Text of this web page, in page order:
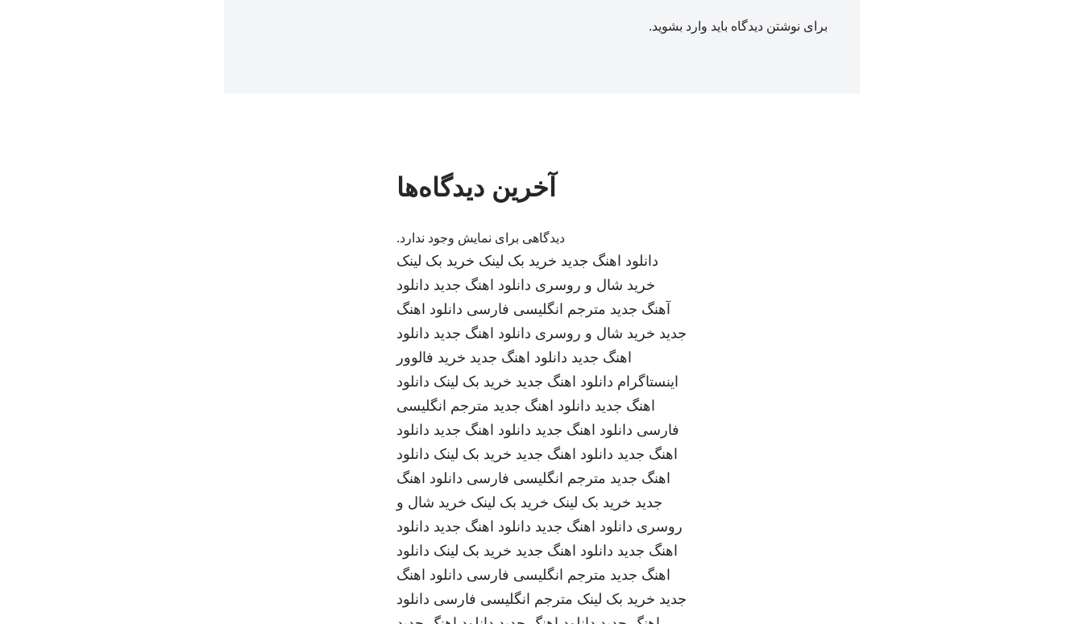
برای نوشتن دیدگاه باید وارد بشوید.
آخرین دیدگاه‌ها
دیدگاهی برای نمایش وجود ندارد.
دانلود اهنگ جدید خرید بک لینک خرید بک لینک
خرید شال و روسری دانلود اهنگ جدید دانلود
آهنگ جدید مترجم انگلیسی فارسی دانلود اهنگ
جدید خرید شال و روسری دانلود اهنگ جدید دانلود
اهنگ جدید دانلود اهنگ جدید خرید فالوور
اینستاگرام دانلود اهنگ جدید خرید بک لینک دانلود
اهنگ جدید دانلود اهنگ جدید مترجم انگلیسی
فارسی دانلود اهنگ جدید دانلود اهنگ جدید دانلود
اهنگ جدید دانلود اهنگ جدید خرید بک لینک دانلود
اهنگ جدید مترجم انگلیسی فارسی دانلود اهنگ
جدید خرید بک لینک خرید بک لینک خرید شال و
روسری دانلود اهنگ جدید دانلود اهنگ جدید دانلود
اهنگ جدید دانلود اهنگ جدید خرید بک لینک دانلود
اهنگ جدید مترجم انگلیسی فارسی دانلود اهنگ
جدید خرید بک لینک مترجم انگلیسی فارسی دانلود